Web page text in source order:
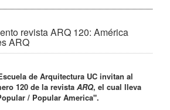
revista ARQ 120: América
ARQ
de Arquitectura UC invitan al
120 de la revista ARQ, el cual lleva
/ Popular America".